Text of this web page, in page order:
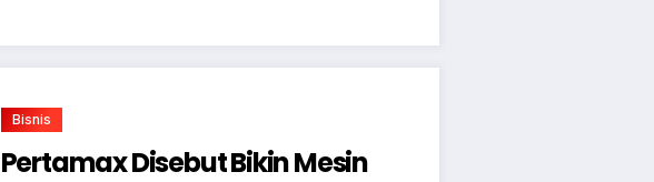
Bisnis
Pertamax Disebut Bikin Mesin